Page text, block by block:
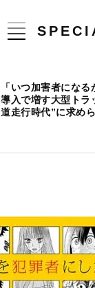
「いつ加害者にな
導入で増す大型トラ
道走行時代”に求め